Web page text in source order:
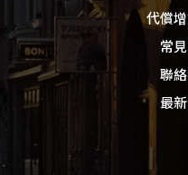
代償
常
聯
最